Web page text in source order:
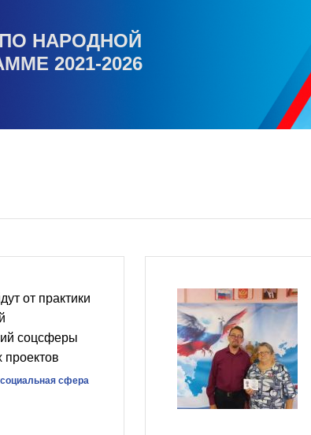
НАРОДНОЙ
2021-2026
от практики
соцсферы
проектов
сфера